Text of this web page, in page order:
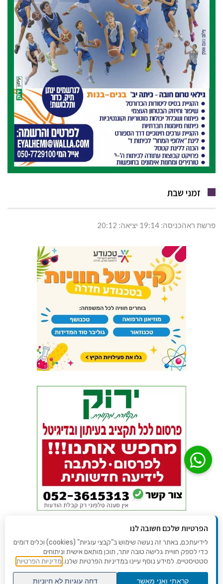
זמני שבת
פרשת ראהכניסה: 19:14 יציאה: 20:12
הפרטיות שלכם חשובה לנו
לידיעתכם, באתר זה נעשה שימוש ב"קבצי עוגיות" (cookies) וכלים דומים
כדי לספק חוויית גלישה טובה יותר, תוכן מותאם אישית וניתוחים
סטטיסטיים. למידע נוסף עיינו במדיניות הפרטיות שלנו. מדיניות הפרטיות
קראתי ואני מאשר דחה עוגיות לא חיוניות